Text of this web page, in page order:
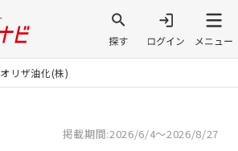
オリザ油化(株)
掲載期間:2026/6/4～2026/8/27